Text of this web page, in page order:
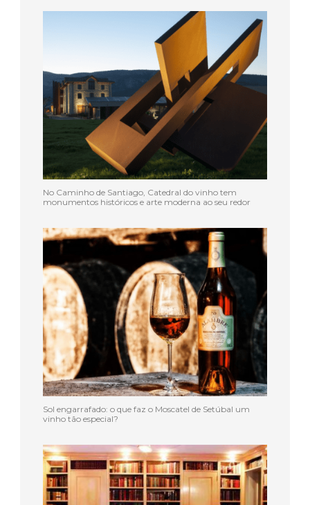
No Caminho de Santiago, Catedral do vinho tem
monumentos históricos e arte moderna ao seu redor
Sol engarrafado: o que faz o Moscatel de Setúbal um
vinho tão especial?